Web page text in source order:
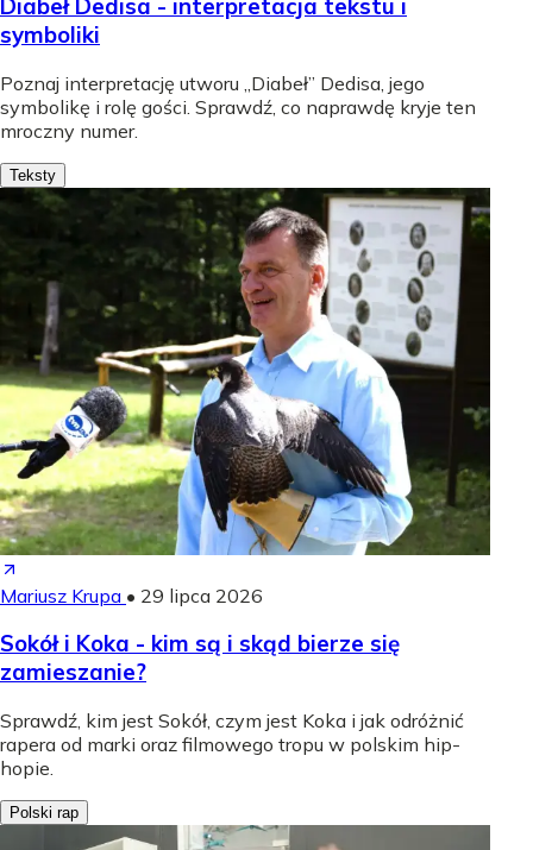
Diabeł Dedisa - interpretacja tekstu i
symboliki
Poznaj interpretację utworu „Diabeł” Dedisa, jego
symbolikę i rolę gości. Sprawdź, co naprawdę kryje ten
mroczny numer.
Teksty
Mariusz Krupa • 29 lipca 2026
Sokół i Koka - kim są i skąd bierze się
zamieszanie?
Sprawdź, kim jest Sokół, czym jest Koka i jak odróżnić
rapera od marki oraz filmowego tropu w polskim hip-
hopie.
Polski rap